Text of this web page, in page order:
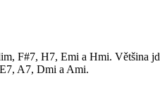
F#7, H7, Emi a Hmi. Většina
A7, Dmi a Ami.